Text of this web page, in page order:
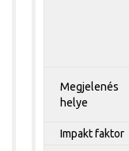
Megjelenés
helye
Impakt faktor